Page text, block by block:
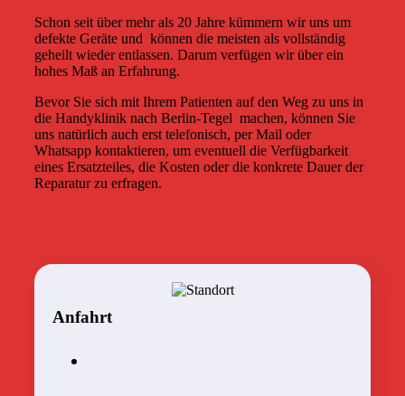
Schon seit über mehr als 20 Jahre kümmern wir uns um
defekte Geräte und können die meisten als vollständig
geheilt wieder entlassen. Darum verfügen wir über ein
hohes Maß an Erfahrung.
Bevor Sie sich mit Ihrem Patienten auf den Weg zu uns in
die Handyklinik nach Berlin-Tegel machen, können Sie
uns natürlich auch erst telefonisch, per Mail oder
Whatsapp kontaktieren, um eventuell die Verfügbarkeit
eines Ersatzteiles, die Kosten oder die konkrete Dauer der
Reparatur zu erfragen.
Anfahrt